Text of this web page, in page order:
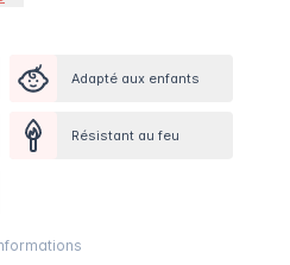
Adapté aux enfants
Résistant au feu